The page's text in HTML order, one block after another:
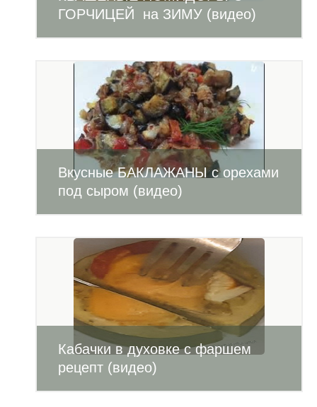
ГОРЧИЦЕЙ на ЗИМУ (видео)
Вкусные БАКЛАЖАНЫ с орехами
под сыром (видео)
Кабачки в духовке с фаршем
рецепт (видео)